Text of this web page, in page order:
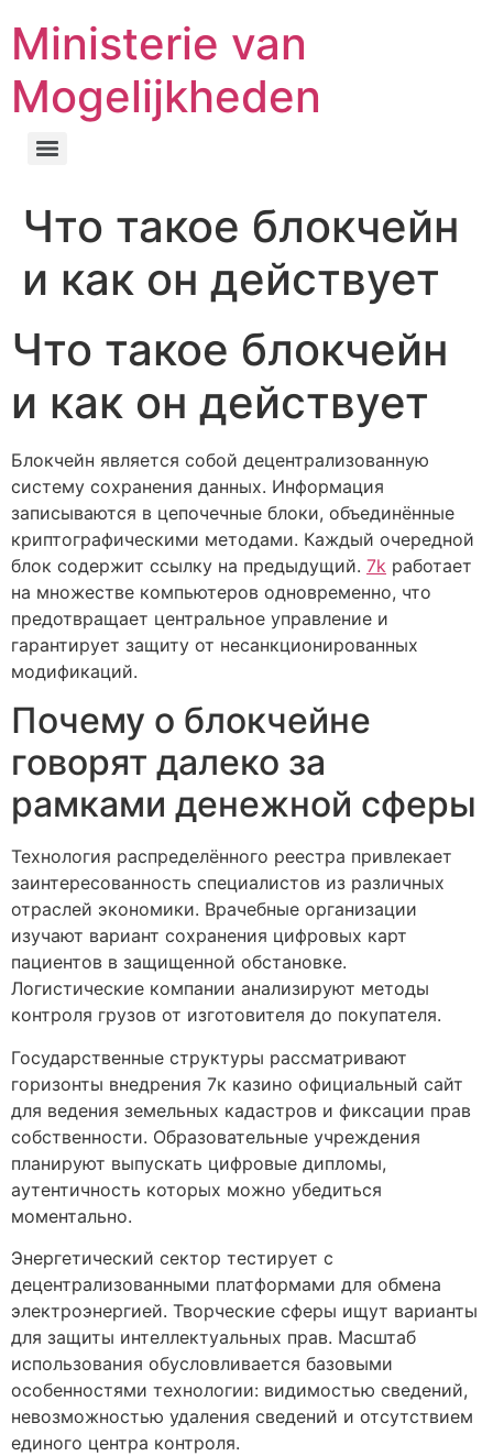
Ministerie van
Mogelijkheden
Что такое блокчейн
и как он действует
Что такое блокчейн
и как он действует
Блокчейн является собой децентрализованную
систему сохранения данных. Информация
записываются в цепочечные блоки, объединённые
криптографическими методами. Каждый очередной
блок содержит ссылку на предыдущий. 7k работает
на множестве компьютеров одновременно, что
предотвращает центральное управление и
гарантирует защиту от несанкционированных
модификаций.
Почему о блокчейне
говорят далеко за
рамками денежной сферы
Технология распределённого реестра привлекает
заинтересованность специалистов из различных
отраслей экономики. Врачебные организации
изучают вариант сохранения цифровых карт
пациентов в защищенной обстановке.
Логистические компании анализируют методы
контроля грузов от изготовителя до покупателя.
Государственные структуры рассматривают
горизонты внедрения 7к казино официальный сайт
для ведения земельных кадастров и фиксации прав
собственности. Образовательные учреждения
планируют выпускать цифровые дипломы,
аутентичность которых можно убедиться
моментально.
Энергетический сектор тестирует с
децентрализованными платформами для обмена
электроэнергией. Творческие сферы ищут варианты
для защиты интеллектуальных прав. Масштаб
использования обусловливается базовыми
особенностями технологии: видимостью сведений,
невозможностью удаления сведений и отсутствием
единого центра контроля.